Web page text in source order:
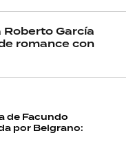
García
romance con
de Facundo
por Belgrano: